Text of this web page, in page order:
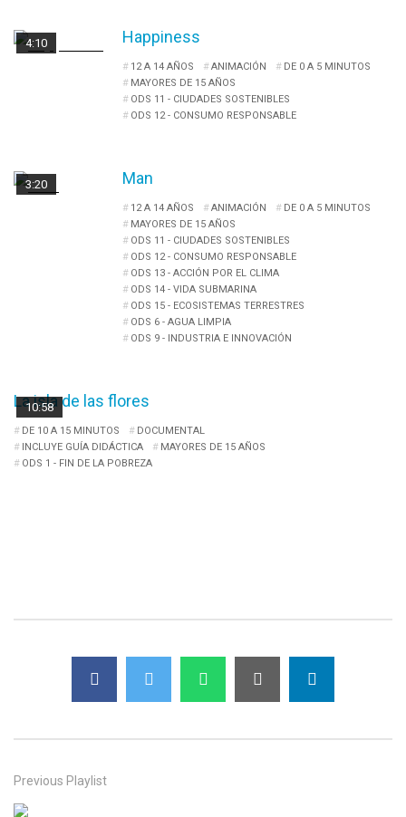
4:10
12 A 14 AÑOS ANIMACIÓN
DE 0 A 5 MINUTOS
MAYORES DE 15 AÑOS
ODS 11 - CIUDADES SOSTENIBLES
ODS 12 - CONSUMO RESPONSABLE
Happiness
3:20
12 A 14 AÑOS ANIMACIÓN
DE 0 A 5 MINUTOS
MAYORES DE 15 AÑOS
ODS 11 - CIUDADES SOSTENIBLES
ODS 12 - CONSUMO RESPONSABLE
ODS 13 - ACCIÓN POR EL CLIMA
ODS 14 - VIDA SUBMARINA
ODS 15 - ECOSISTEMAS TERRESTRES
ODS 6 - AGUA LIMPIA
ODS 9 - INDUSTRIA E INNOVACIÓN
Man
10:58
DE 10 A 15 MINUTOS
DOCUMENTAL
INCLUYE GUÍA DIDÁCTICA
MAYORES DE 15 AÑOS
ODS 1 - FIN DE LA POBREZA
La isla de las flores
Previous Playlist